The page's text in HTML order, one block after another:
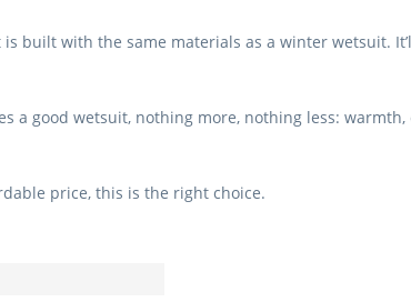
is built with the same materials as a winter wetsuit.
a good wetsuit, nothing more, nothing less:
price, this is the right choice.